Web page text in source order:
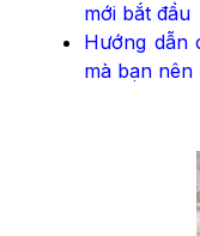
mới bắt đầu
Hướng dẫn
mà bạn nên